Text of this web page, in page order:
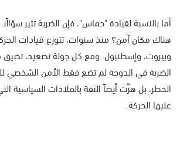
أما بالنسبة لقيادة "حماس"، فإن الضربة تثير
هناك مكان آمن؟ منذ سنوات، تتوزع قيادات
وبيروت، وإسطنبول. ومع كل جولة تصعيد، تضيق
الضربة في الدوحة لم تضع فقط الأمن الشخصي
الخطر، بل هزّت أيضاً الثقة بالملاذات السياسية
عليها الحركة.